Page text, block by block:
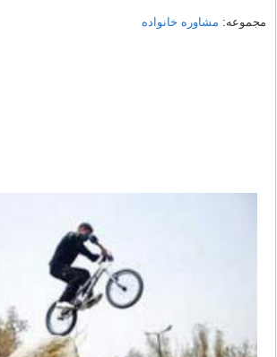
مجموعه: مشاوره خانواده